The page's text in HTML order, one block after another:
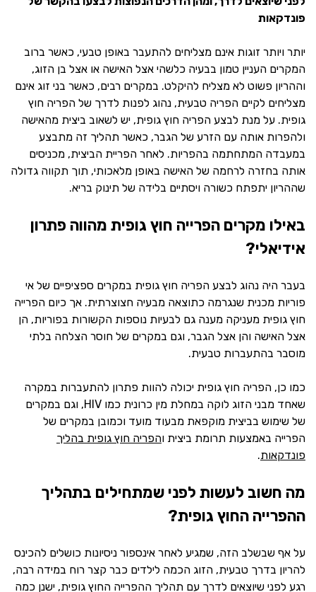
פונדקאות
יותר ויותר זוגות אינם מצליחים להתעבר באופן טבעי, כאשר ברוב
המקרים העניין טמון בבעיה כלשהי אצל האישה או אצל בן הזוג,
וההריון פשוט לא מצליח להיקלט. במקרים רבים, כאשר בני זוג אינם
מצליחים לקיים הפריה טבעית, נהוג לפנות לדרך של הפריה חוץ
גופית. על מנת לבצע הפריה חוץ גופית, יש לשאוב ביצית מהאישה
ולהפרות אותה עם הזרע של הגבר, כאשר תהליך זה מתבצע
במעבדה המתחתמה בהפריות. לאחר הפריית הביצית, מכניסים
אותה בחזרה לרחמה של האישה באופן מלאכותי, תוך תקווה גדולה
שההריון יתפתח כשורה ויסתיים בלידה של תינוק בריא.
באילו מקרים הפרייה חוץ גופית מהווה פתרון
אידיאלי?
בעבר היה נהוג לבצע הפריה חוץ גופית במקרים ספציפיים של אי
פוריות מכנית שנגרמה כתוצאה מבעיה חצוצרתית. אך כיום הפרייה
חוץ גופית מעניקה מענה גם לבעיות נוספות הקשורות בפוריות, הן
אצל האישה והן אצל הגבר, וגם במקרים של חוסר הצלחה בלתי
מוסבר בהתעברות טבעית.
כמו כן, הפריה חוץ גופית יכולה להוות פתרון להתעברות במקרה
שאחד מבני הזוג לוקה במחלת מין כרונית כמו HIV, וגם במקרים
של שימוש בביצית מוקפאת מבעוד מועד וכמובן במקרים של
הפרייה באמצעות תרומת ביצית והפריה חוץ גופית בהליך
פונדקאות.
מה חשוב לעשות לפני שמתחילים בתהליך
ההפרייה החוץ גופית?
על אף שבשלב הזה, שמגיע לאחר אינספור ניסיונות כושלים להכינס
להריון בדרך טבעית, הזוג הכמה לילדים כבר קצר רוח במידה רבה,
רגע לפני שיוצאים לדרך עם תהליך ההפרייה החוץ גופית, ישנן כמה